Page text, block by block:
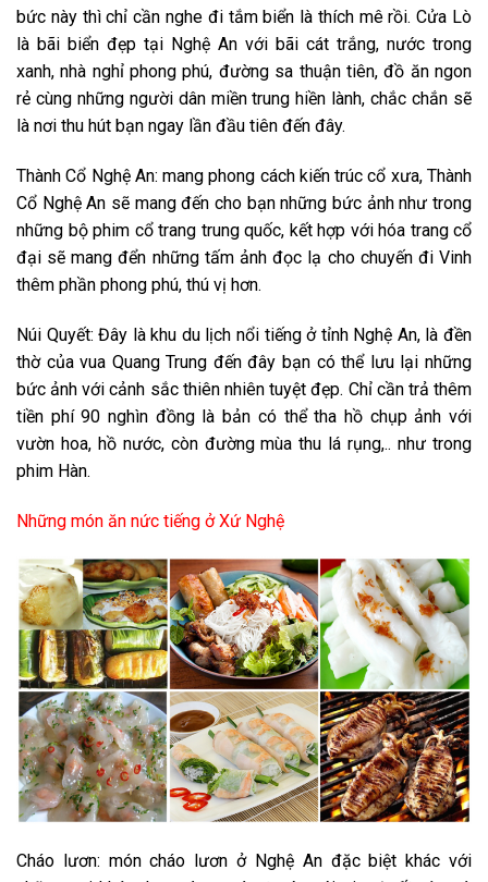
bức này thì chỉ cần nghe đi tắm biển là thích mê rồi. Cửa Lò
là bãi biển đẹp tại Nghệ An với bãi cát trắng, nước trong
xanh, nhà nghỉ phong phú, đường sa thuận tiên, đồ ăn ngon
rẻ cùng những người dân miền trung hiền lành, chắc chắn sẽ
là nơi thu hút bạn ngay lần đầu tiên đến đây.
Thành Cổ Nghệ An: mang phong cách kiến trúc cổ xưa, Thành
Cổ Nghệ An sẽ mang đến cho bạn những bức ảnh như trong
những bộ phim cổ trang trung quốc, kết hợp với hóa trang cổ
đại sẽ mang đển những tấm ảnh đọc lạ cho chuyến đi Vinh
thêm phần phong phú, thú vị hơn.
Núi Quyết: Đây là khu du lịch nổi tiếng ở tỉnh Nghệ An, là đền
thờ của vua Quang Trung đến đây bạn có thể lưu lại những
bức ảnh với cảnh sắc thiên nhiên tuyệt đẹp. Chỉ cần trả thêm
tiền phí 90 nghìn đồng là bản có thể tha hồ chụp ảnh với
vườn hoa, hồ nước, còn đường mùa thu lá rụng,.. như trong
phim Hàn.
Những món ăn nức tiếng ở Xứ Nghệ
Cháo lươn: món cháo lươn ở Nghệ An đặc biệt khác với